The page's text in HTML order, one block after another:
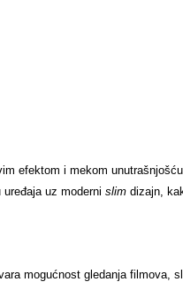
efektom i mekom
uz moderni slimdizajn,
mogućnost gledanja filmova,